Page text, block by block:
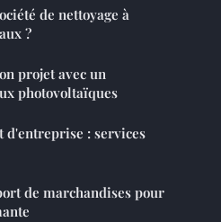
de nettoyage à
?
projet avec un
photovoltaïques
d'entreprise : services
de marchandises pour